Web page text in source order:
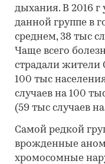
дыхания. В 2016 г
данной группе в
среднем, 38 тыс
Чаще всего
страдали жители
100 тыс
случаев на 100
(59 тыс случаев
Самой редкой
врожденные
хромосомные